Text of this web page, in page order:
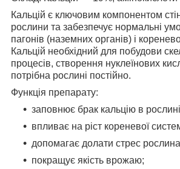
Кальцій є ключовим компонентом
рослини та забезпечує нормальні
пагонів (наземних органів) і
Кальцій необхідний для побудови
процесів, створення нуклеїнових
потрібна рослині постійно.
Функція препарату:
заповнює брак кальцію в
впливає на ріст кореневої
допомагає долати стрес
покращує якість врожаю;